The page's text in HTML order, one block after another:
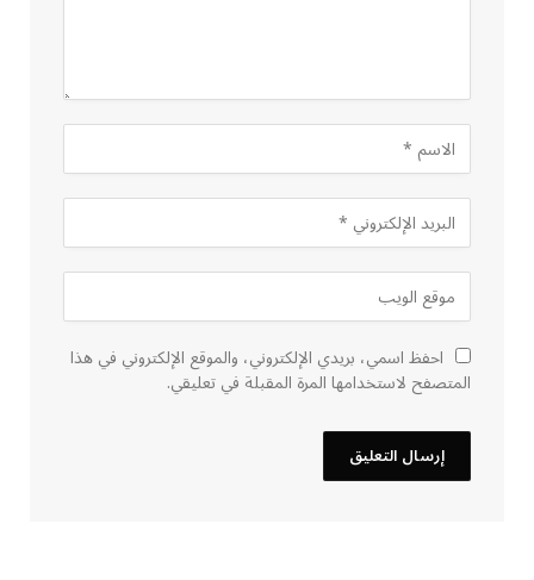
احفظ اسمي، بريدي الإلكتروني، والموقع الإلكتروني في هذا
المتصفح لاستخدامها المرة المقبلة في تعليقي.